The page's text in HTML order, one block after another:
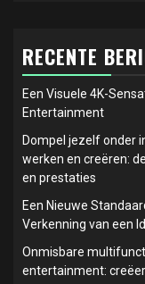
RECENTE
Een Visuele 4K-
Entertainment
Dompel jezelf onder
werken en creëren:
en prestaties
Een Nieuwe
Verkenning van een
Onmisbare
entertainment: